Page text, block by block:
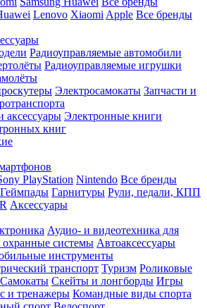
Lenovo Xiaomi Apple Все бренды
Радиоуправляемые автомобили
Радиоуправляемые игрушки
Электросамокаты Запчасти и
аксессуары Электронные книги
книг
PlayStation Nintendo Все бренды
Геймпады Гарнитуры Рули, педали, КПП
Аксессуары
Аудио- и видеотехника для
системы Автоаксессуары
инструменты
транспорт Туризм Роликовые
Самокаты Скейты и лонгборды Игры
и тренажеры Командные виды спорта